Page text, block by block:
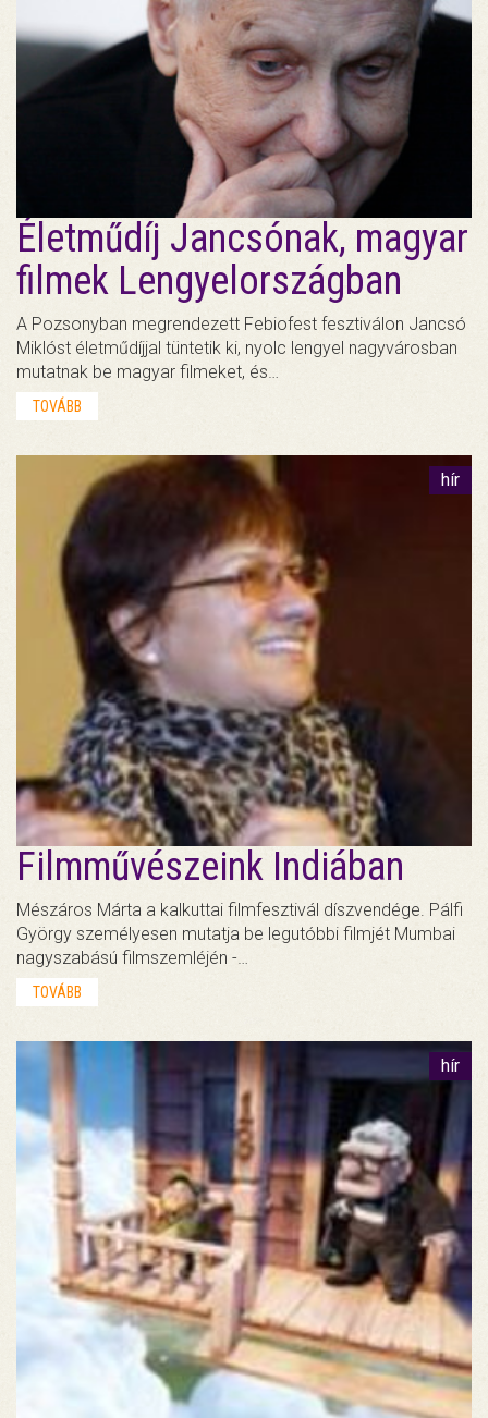
Életműdíj Jancsónak, magyar
filmek Lengyelországban
A Pozsonyban megrendezett Febiofest fesztiválon Jancsó
Miklóst életműdíjjal tüntetik ki, nyolc lengyel nagyvárosban
mutatnak be magyar filmeket, és…
TOVÁBB
hír
Filmművészeink Indiában
Mészáros Márta a kalkuttai filmfesztivál díszvendége. Pálfi
György személyesen mutatja be legutóbbi filmjét Mumbai
nagyszabású filmszemléjén -…
TOVÁBB
hír